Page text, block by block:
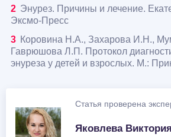
Энурез. Причины и лечение.
Эксмо-Пресс
Коровина Н.А., Захарова И.Н.,
Гаврюшова Л.П. Протокол
энуреза у детей и взрослых. М.:
Статья проверена
Яковлева